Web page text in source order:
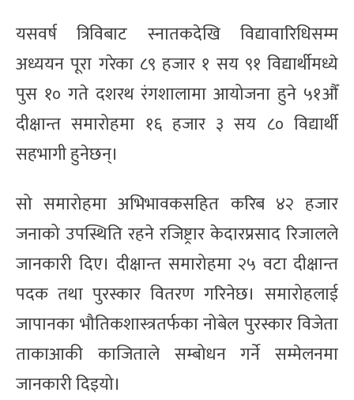
यसवर्ष त्रिविबाट स्नातकदेखि विद्यावारिधिसम्म
अध्ययन पूरा गरेका ८९ हजार १ सय ९१ विद्यार्थीमध्ये
पुस १० गते दशरथ रंगशालामा आयोजना हुने ५१औँ
दीक्षान्त समारोहमा १६ हजार ३ सय ८० विद्यार्थी
सहभागी हुनेछन्।
सो समारोहमा अभिभावकसहित करिब ४२ हजार
जनाको उपस्थिति रहने रजिष्ट्रार केदारप्रसाद रिजालले
जानकारी दिए। दीक्षान्त समारोहमा २५ वटा दीक्षान्त
पदक तथा पुरस्कार वितरण गरिनेछ। समारोहलाई
जापानका भौतिकशास्त्रतर्फका नोबेल पुरस्कार विजेता
ताकाआकी काजिताले सम्बोधन गर्ने सम्मेलनमा
जानकारी दिइयो।